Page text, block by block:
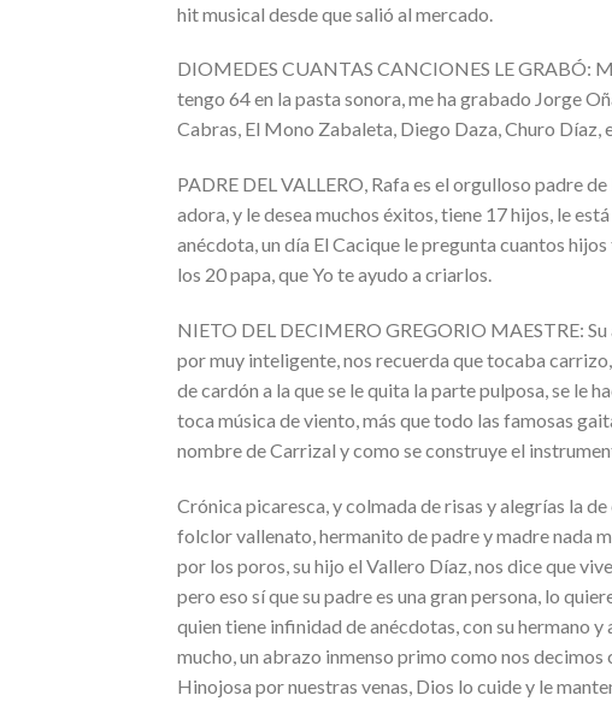
hit musical desde que salió al mercado.
DIOMEDES CUANTAS CANCIONES LE GRABÓ:
tengo 64 en la pasta sonora, me ha grabado Jorge
Cabras, El Mono Zabaleta, Diego Daza, Churo Díaz,
PADRE DEL VALLERO, Rafa es el orgulloso padre
adora, y le desea muchos éxitos, tiene 17 hijos, le
anécdota, un día El Cacique le pregunta cuantos
los 20 papa, que Yo te ayudo a criarlos.
NIETO DEL DECIMERO GREGORIO MAESTRE:
por muy inteligente, nos recuerda que tocaba
de cardón a la que se le quita la parte pulposa, se le
toca música de viento, más que todo las famosas
nombre de Carrizal y como se construye el
Crónica picaresca, y colmada de risas y alegrías la
folclor vallenato, hermanito de padre y madre nada
por los poros, su hijo el Vallero Díaz, nos dice que
pero eso sí que su padre es una gran persona, lo
quien tiene infinidad de anécdotas, con su hermano
mucho, un abrazo inmenso primo como nos
Hinojosa por nuestras venas, Dios lo cuide y le